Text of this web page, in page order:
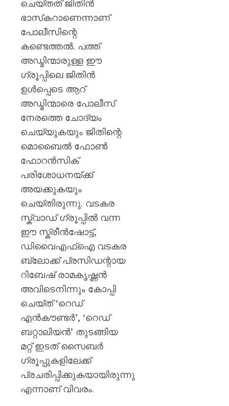
ചെയ്തത് ജിതിൻ
ഭാസ്‌കറാണെന്നാണ്
പോലീസിന്റെ
കണ്ടെത്തൽ. പത്ത്
അഡ്മിന്മാരുള്ള ഈ
ഗ്രൂപ്പിലെ ജിതിൻ
ഉൾപ്പെടെ ആറ്
അഡ്മിന്മാരെ പോലീസ്
നേരത്തെ ചോദ്യം
ചെയ്യുകയും ജിതിന്റെ
മൊബൈൽ ഫോൺ
ഫോറൻസിക്
പരിശോധനയ്ക്ക്
അയക്കുകയും
ചെയ്തിരുന്നു. വടകര
സ്ക്വാഡ് ഗ്രൂപ്പിൽ വന്ന
ഈ സ്ക്രീൻഷോട്ട്,
ഡിവൈഎഫ്ഐ വടകര
ബ്ലോക്ക് പ്രസിഡന്റായ
റിബേഷ് രാമകൃഷ്ണൻ
അവിടെനിന്നും കോപ്പി
ചെയ്ത് ‘റെഡ്
എൻകൗണ്ടർ’, ‘റെഡ്
ബറ്റാലിയൻ’ തുടങ്ങിയ
മറ്റ് ഇടത് സൈബർ
ഗ്രൂപ്പുകളിലേക്ക്
പ്രചരിപ്പിക്കുകയായിരുന്നു
എന്നാണ് വിവരം.